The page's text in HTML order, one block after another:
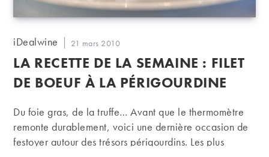
Auteur/autrice
la
publication :
iDealwine
Publication
publiée :
21 mars 2010
LA RECETTE DE LA SEMAINE : FILET
DE BOEUF À LA PÉRIGOURDINE
Du foie gras, de la truffe… Avant que le thermomètre
remonte durablement, voici une dernière occasion de
festoyer autour des trésors périgourdins. Les plus